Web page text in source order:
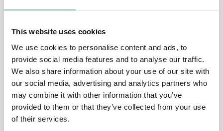
This website uses cookies
We use cookies to personalise content and ads, to
provide social media features and to analyse our traffic.
We also share information about your use of our site with
our social media, advertising and analytics partners who
may combine it with other information that you’ve
provided to them or that they’ve collected from your use
of their services.